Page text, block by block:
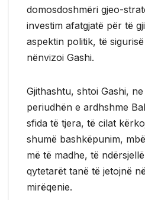
domosdoshmëri gjeo-
investim afatgjatë për të
aspektin politik, të
nënvizoi Gashi.
Gjithashtu, shtoi Gashi,
periudhën e ardhshme
sfida të tjera, të cilat
shumë bashkëpunim,
më të madhe, të
qytetarët tanë të jetojnë
mirëqenie.